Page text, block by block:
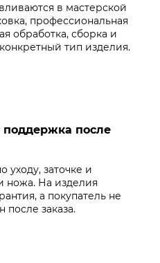
в мастерской
профессиональная
обработка, сборка и
тип изделия.
поддержка после
уходу, заточке и
ножа. На изделия
а покупатель не
после заказа.